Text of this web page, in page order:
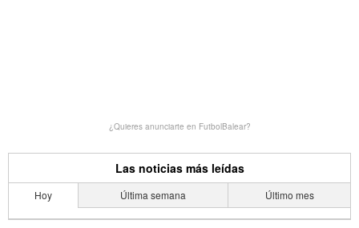
¿Quieres anunciarte en FutbolBalear?
Las noticias más leídas
Hoy Última semana Último mes